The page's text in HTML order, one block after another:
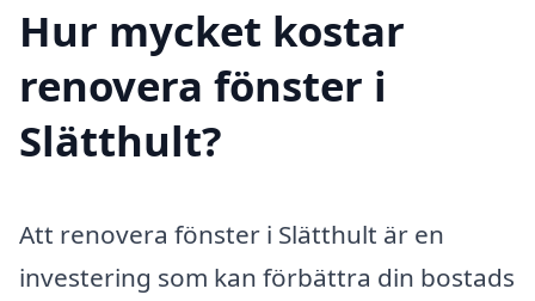
Hur mycket kostar
renovera fönster i
Slätthult?
Att renovera fönster i Slätthult är en
investering som kan förbättra din bostads